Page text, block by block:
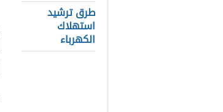
طرق ترشيد
استهلاك
الكهرباء